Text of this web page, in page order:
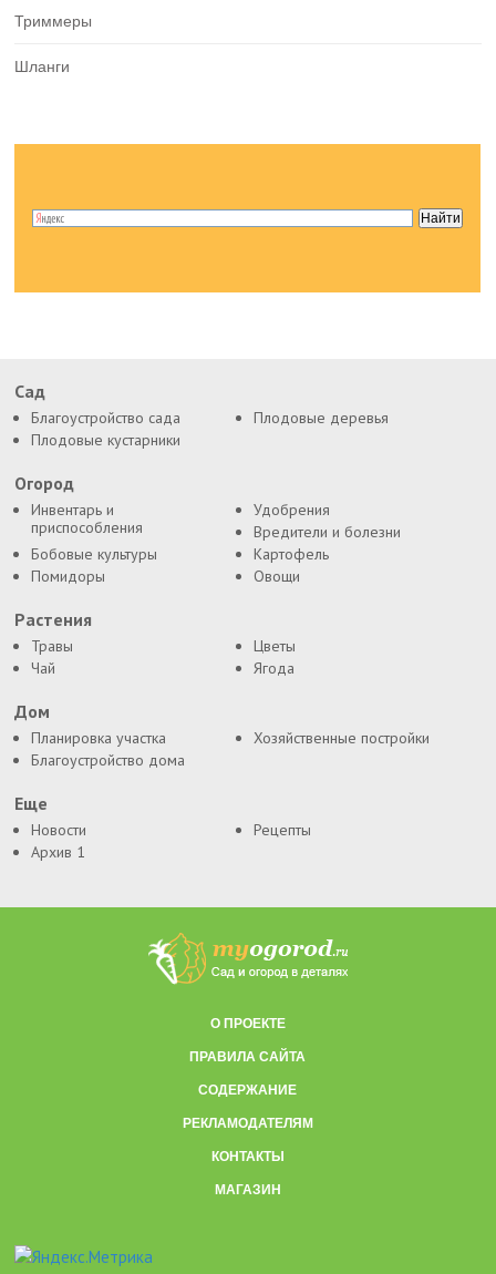
Триммеры
Шланги
Сад
Благоустройство сада
Плодовые деревья
Плодовые кустарники
Огород
Инвентарь и
приспособления
Удобрения
Вредители и болезни
Бобовые культуры
Картофель
Помидоры
Овощи
Растения
Травы
Цветы
Чай
Ягода
Дом
Планировка участка
Хозяйственные постройки
Благоустройство дома
Еще
Новости
Рецепты
Архив 1
О ПРОЕКТЕ
ПРАВИЛА САЙТА
СОДЕРЖАНИЕ
РЕКЛАМОДАТЕЛЯМ
КОНТАКТЫ
МАГАЗИН